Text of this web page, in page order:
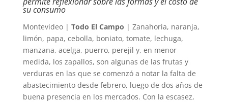
su consumo
Montevideo | Todo El Campo | Zanahoria, naranja,
limón, papa, cebolla, boniato, tomate, lechuga,
manzana, acelga, puerro, perejil y, en menor
medida, los zapallos, son algunas de las frutas y
verduras en las que se comenzó a notar la falta de
abastecimiento desde febrero, luego de dos años de
buena presencia en los mercados. Con la escasez,